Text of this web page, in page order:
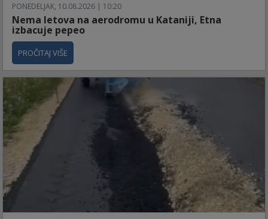
PONEDELJAK, 10.08.2026 | 10:20
Nema letova na aerodromu u Kataniji, Etna
izbacuje pepeo
PROČITAJ VIŠE